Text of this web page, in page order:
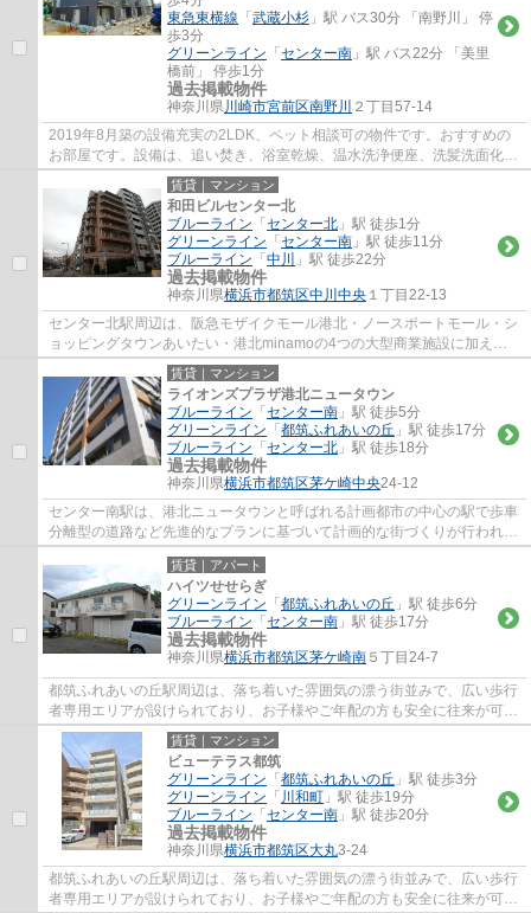
東急東横線 「 武蔵小杉 」駅 バス30分 「南野川」 停
歩3分
グリーンライン 「 センター南 」駅 バス22分 「美里
橋前」 停歩1分
過去掲載物件
神奈川県川崎市宮前区南野川 ２丁目57-14
2019年8月築の設備充実の2LDK、ペット相談可の物件です。おすすめの
お部屋です。設備は、追い焚き、浴室乾燥、温水洗浄便座、洗髪洗面化粧
台、エアコン、モニター付きインターホン、イ...
賃貸｜マンション
和田ビルセンター北
ブルーライン 「 センター北 」駅 徒歩1分
グリーンライン 「 センター南 」駅 徒歩11分
ブルーライン 「 中川 」駅 徒歩22分
過去掲載物件
神奈川県横浜市都筑区中川中央 １丁目22-13
センター北駅周辺は、阪急モザイクモール港北・ノースポートモール・シ
ョッピングタウンあいたい・港北minamoの4つの大型商業施設に加え、
プレミアヨコハマやYOTSUBAKOなど、お買い物...
賃貸｜マンション
ライオンズプラザ港北ニュータウン
ブルーライン 「 センター南 」駅 徒歩5分
グリーンライン 「 都筑ふれあいの丘 」駅 徒歩17分
ブルーライン 「 センター北 」駅 徒歩18分
過去掲載物件
神奈川県横浜市都筑区茅ケ崎中央24-12
センター南駅は、港北ニュータウンと呼ばれる計画都市の中心の駅で歩車
分離型の道路など先進的なプランに基づいて計画的な街づくりが行われ、
都市と自然が調和した美しい街です。駅前...
賃貸｜アパート
ハイツせせらぎ
グリーンライン 「 都筑ふれあいの丘 」駅 徒歩6分
ブルーライン 「 センター南 」駅 徒歩17分
過去掲載物件
神奈川県横浜市都筑区茅ケ崎南 ５丁目24-7
都筑ふれあいの丘駅周辺は、落ち着いた雰囲気の漂う街並みで、広い歩行
者専用エリアが設けられており、お子様やご年配の方も安全に往来が可能
です。駅前にはスーパーのOKストア、ドラ...
賃貸｜マンション
ビューテラス都筑
グリーンライン 「 都筑ふれあいの丘 」駅 徒歩3分
グリーンライン 「 川和町 」駅 徒歩19分
ブルーライン 「 センター南 」駅 徒歩20分
過去掲載物件
神奈川県横浜市都筑区大丸3-24
都筑ふれあいの丘駅周辺は、落ち着いた雰囲気の漂う街並みで、広い歩行
者専用エリアが設けられており、お子様やご年配の方も安全に往来が可能